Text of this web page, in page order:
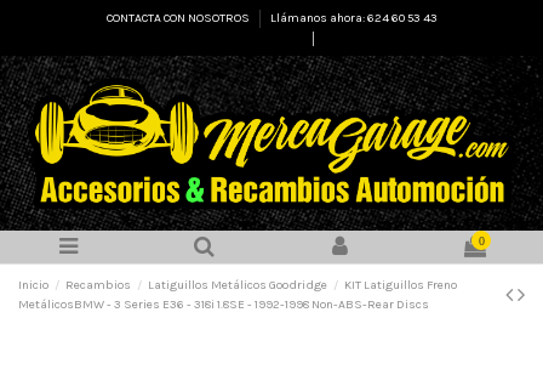
CONTACTA CON NOSOTROS
Llámanos ahora: 624 60 53 43
0
Inicio Recambios Latiguillos Metálicos Goodridge
KIT Latiguillos Freno
MetálicosBMW - 3 Series E36 - 318i 1.8SE - 1992-1998 Non-ABS-Rear Discs